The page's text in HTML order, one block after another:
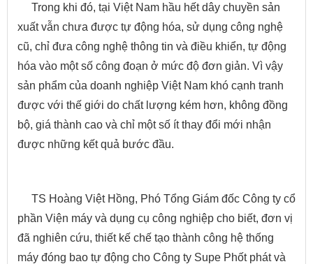
Trong khi đó, tại Việt Nam hầu hết dây chuyền sản
xuất vẫn chưa được tự động hóa, sử dụng công nghệ
cũ, chỉ đưa công nghệ thông tin và điều khiển, tự động
hóa vào một số công đoạn ở mức độ đơn giản. Vì vậy
sản phẩm của doanh nghiệp Việt Nam khó cạnh tranh
được với thế giới do chất lượng kém hơn, không đồng
bộ, giá thành cao và chỉ một số ít thay đổi mới nhận
được những kết quả bước đầu.
TS Hoàng Việt Hồng, Phó Tổng Giám đốc Công ty cổ
phần Viện máy và dụng cụ công nghiệp cho biết, đơn vị
đã nghiên cứu, thiết kế chế tạo thành công hệ thống
máy đóng bao tự động cho Công ty Supe Phốt phát và